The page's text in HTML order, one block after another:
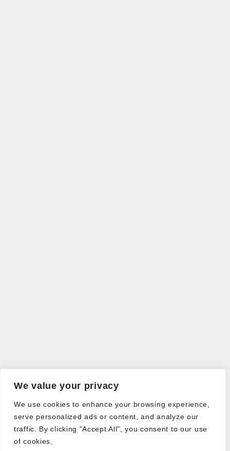
We value your privacy
We use cookies to enhance your browsing experience,
serve personalized ads or content, and analyze our
traffic. By clicking "Accept All", you consent to our use
of cookies.